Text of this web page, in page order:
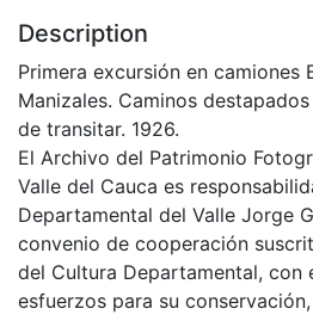
Description
Primera excursión en camiones
Manizales. Caminos
de transitar. 1926.
El Archivo del Patrimonio
Valle del Cauca es
Departamental del Valle Jorge
convenio de cooperación
del Cultura Departamental, con
esfuerzos para su